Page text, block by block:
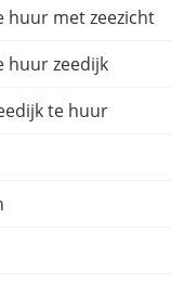
met zeezicht
huur zeedijk
te huur